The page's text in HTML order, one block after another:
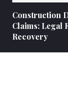
Construction
Claims: Legal
Recovery